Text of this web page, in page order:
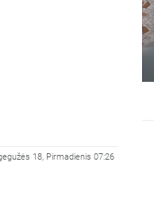
18, Pirmadienis 07:26